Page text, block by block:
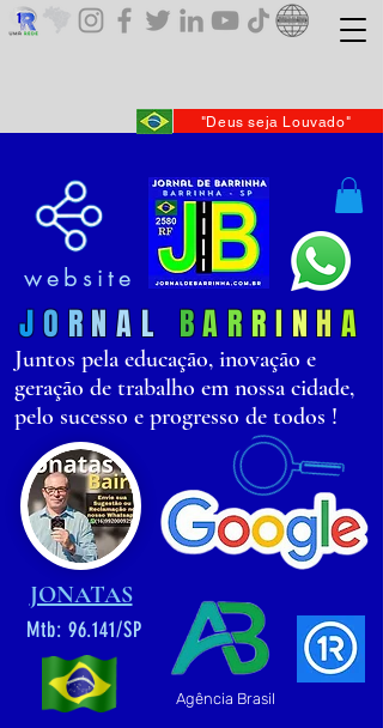
"Deus seja Louvado"
website
JO RNAL BARRI NHA
Juntos pela educação, inovação e
geração de trabalho em nossa cidade,
pelo sucesso e progresso de todos !
JONATAS
Mtb: 96.141/SP
Agência Brasil